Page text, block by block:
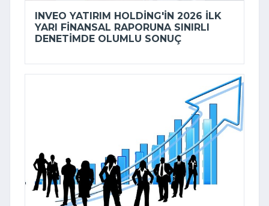
INVEO YATIRIM HOLDING'IN 2026 ILK
YARI FINANSAL RAPORUNA SINIRLI
DENETIMDE OLUMLU SONUÇ